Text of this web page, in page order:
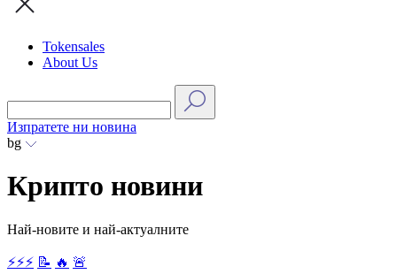
Tokensales
About Us
Изпратете ни новина
bg
Крипто новини
Най-новите и най-актуалните
⚡⚡⚡ 📝 🔥 🚨